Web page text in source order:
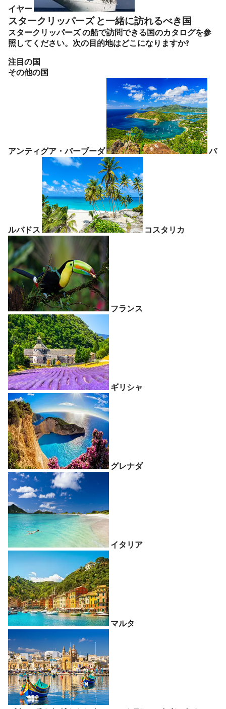
イヤー
スタークリッパーズ と一緒に訪れるべき国
スタークリッパーズ の船で訪問できる国のカタログを参
照してください。次の目的地はどこになりますか?
注目の国
その他の国
アンティグア・バーブーダ バ
ルバドス コスタリカ
フランス
ギリシャ
グレナダ
イタリア
マルタ